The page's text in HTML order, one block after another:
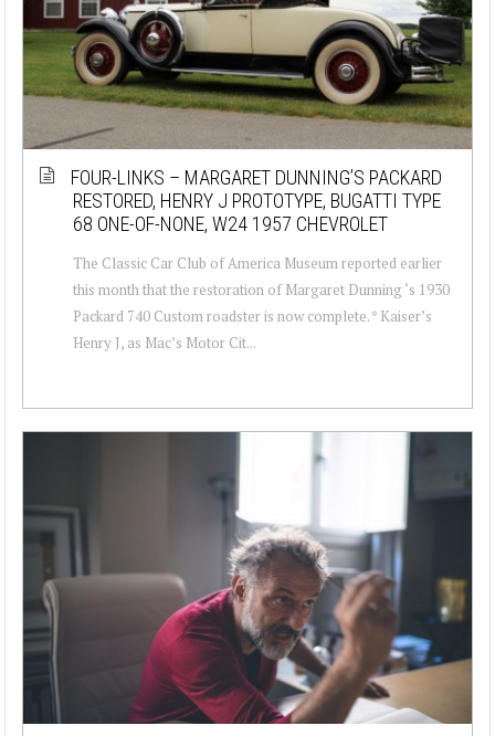
FOUR-LINKS – MARGARET DUNNING’S PACKARD
RESTORED, HENRY J PROTOTYPE, BUGATTI TYPE
68 ONE-OF-NONE, W24 1957 CHEVROLET
The Classic Car Club of America Museum reported earlier
this month that the restoration of Margaret Dunning ‘s 1930
Packard 740 Custom roadster is now complete. * Kaiser’s
Henry J, as Mac’s Motor Cit...